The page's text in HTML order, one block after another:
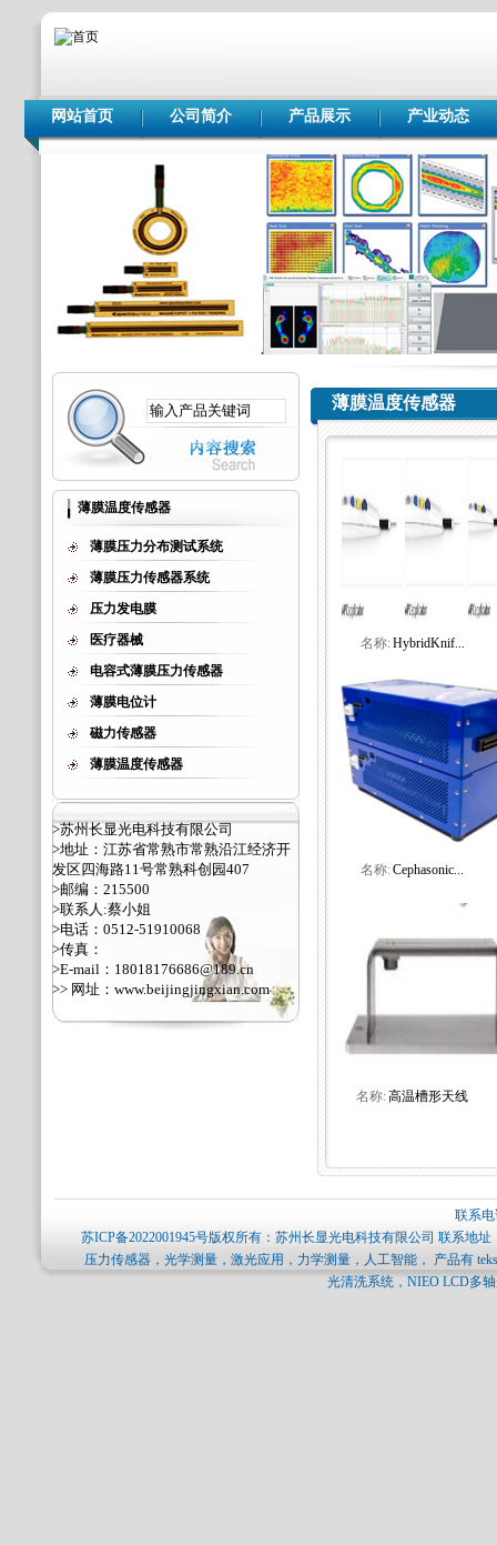
网站首页 公司简介 产品展示 产业动态
薄膜温度传感器
薄膜压力分布测试系统
薄膜压力传感器系统
压力发电膜
医疗器械
电容式薄膜压力传感器
薄膜电位计
磁力传感器
薄膜温度传感器
>苏州长显光电科技有限公司
>地址：江苏省常熟市常熟沿江经济开
发区四海路11号常熟科创园407
>邮编：215500
>联系人:蔡小姐
>电话：0512-51910068
>传真：
>E-mail：18018176686@189.cn
>> 网址： www.beijingjingxian.com
薄膜温度传感器
名称:HybridKnif...
名称:Cephasonic...
名称:高温槽形天线
联系
苏ICP备2022001945号版权所有：苏州长显光电科技有限公司 联系地
压力传感器，光学测量，激光应用，力学测量，人工智能， 产品有
光清洗系统，NIEO LCD多